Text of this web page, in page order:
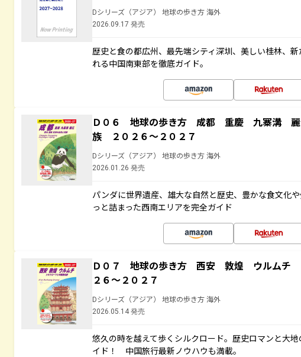
Dシリーズ（アジア） 地球の歩き方 海外
2026.09.17 発売
歴史と食の都広州、最先端シティ深圳、美しい桂林、
れる中国南東部を徹底ガイド。
Ｄ０６ 地球の歩き方 成都 重慶 九寨溝
族 ２０２６～２０２７
Dシリーズ（アジア） 地球の歩き方 海外
2026.01.26 発売
パンダに世界遺産、雄大な自然と歴史、豊かな食文化
っと詰まった西南エリアを完全ガイド
Ｄ０７ 地球の歩き方 西安 敦煌 ウルムチ
２６～２０２７
Dシリーズ（アジア） 地球の歩き方 海外
2026.05.14 発売
悠久の時を越えて歩くシルクロード。歴史ロマンと大
イド！ 中国旅行最新ノウハウも満載。